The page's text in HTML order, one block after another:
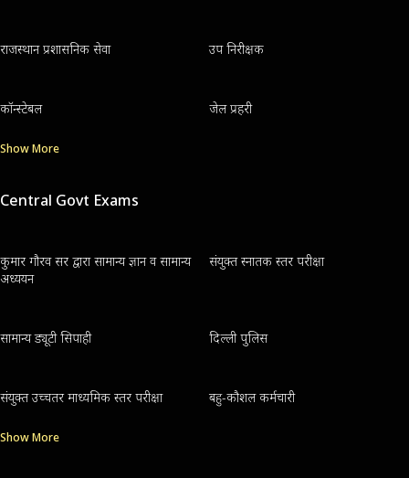
राजस्थान प्रशासनिक सेवा उप निरीक्षक
कॉन्स्टेबल जेल प्रहरी
Show More
Central Govt Exams
कुमार गौरव सर द्वारा सामान्य ज्ञान व सामान्य
अध्ययन
संयुक्त स्नातक स्तर परीक्षा
सामान्य ड्यूटी सिपाही दिल्ली पुलिस
संयुक्त उच्चतर माध्यमिक स्तर परीक्षा बहु-कौशल कर्मचारी
Show More